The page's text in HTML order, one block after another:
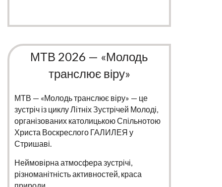
МТВ 2026 — «Молодь
транслює віру»
МТВ — «Молодь транслює віру» — це
зустріч із циклу Літніх Зустрічей Молоді,
організованих католицькою Спільнотою
Христа Воскреслого ГАЛИЛЕЯ у
Стришаві.
Неймовірна атмосфера зустрічі,
різноманітність активностей, краса